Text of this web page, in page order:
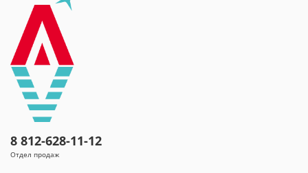
8 812-628-11-12
Отдел продаж